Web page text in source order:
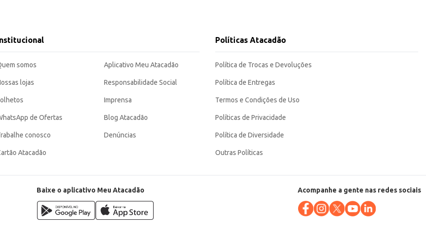
portuguesa.
somos
lojas
de Ofertas
conosco
Atacadão
Aplicativo Meu Atacadão
Responsabilidade Social
Imprensa
Blog Atacadão
Denúncias
Políticas Atacadão
Política de Trocas e Devoluções
Política de Entregas
Termos e Condições de Uso
Políticas de Privacidade
Política de Diversidade
Outras Políticas
Baixe o aplicativo Meu Atacadão Acompanhe a gente nas redes sociais